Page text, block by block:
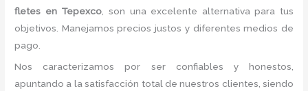
fletes en Tepexco , son una excelente alternativa para tus
objetivos. Manejamos precios justos y diferentes medios de
pago.
Nos caracterizamos por ser confiables y honestos,
apuntando a la satisfacción total de nuestros clientes, siendo